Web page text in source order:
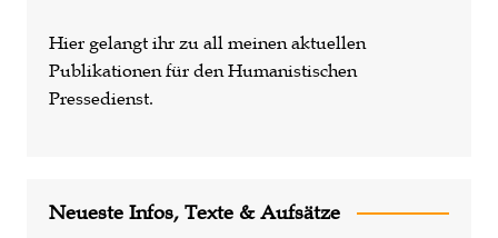
Hier gelangt ihr zu all meinen aktuellen
Publikationen für den Humanistischen
Pressedienst.
Neueste Infos, Texte & Aufsätze